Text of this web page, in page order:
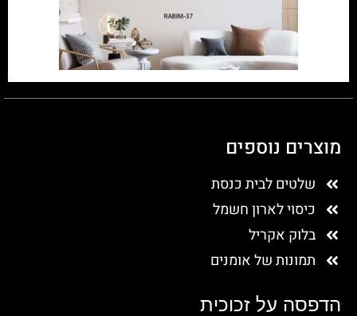
הדפסה על זכוכית
מוצרים נוספים
שלטים לבית כנסת
כיסוי לארון חשמל
בלוק אקריל
תמונות של אומנים